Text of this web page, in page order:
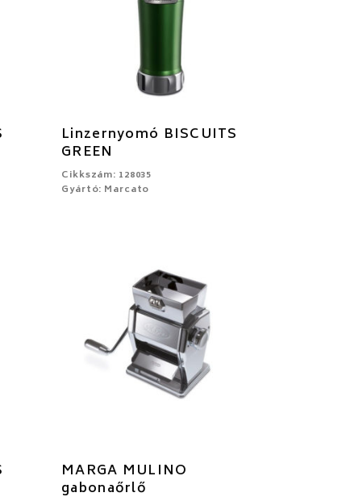
Linzernyomó BISCUITS
GREEN
Cikkszám: 128035
Gyártó: Marcato
MARGA MULINO
gabonaőrlő